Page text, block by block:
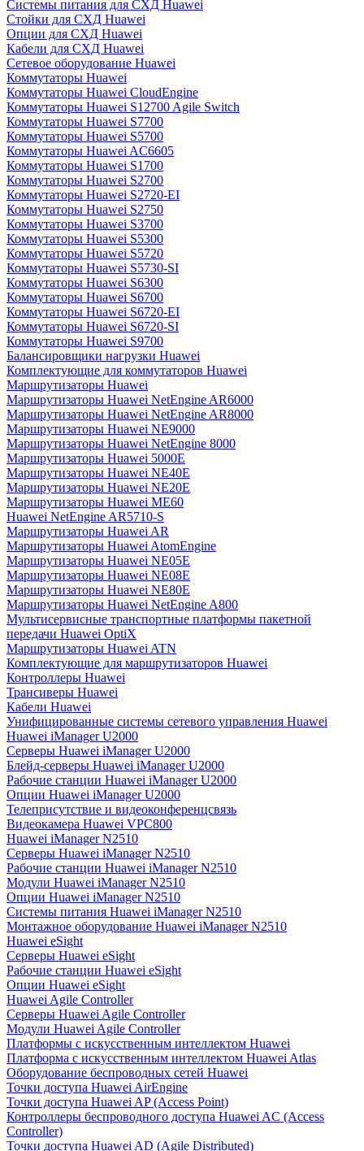
Системы питания для СХД Huawei
Стойки для СХД Huawei
Опции для СХД Huawei
Кабели для СХД Huawei
Сетевое оборудование Huawei
Коммутаторы Huawei
Коммутаторы Huawei CloudEngine
Коммутаторы Huawei S12700 Agile Switch
Коммутаторы Huawei S7700
Коммутаторы Huawei S5700
Коммутаторы Huawei AC6605
Коммутаторы Huawei S1700
Коммутаторы Huawei S2700
Коммутаторы Huawei S2720-EI
Коммутаторы Huawei S2750
Коммутаторы Huawei S3700
Коммутаторы Huawei S5300
Коммутаторы Huawei S5720
Коммутаторы Huawei S5730-SI
Коммутаторы Huawei S6300
Коммутаторы Huawei S6700
Коммутаторы Huawei S6720-EI
Коммутаторы Huawei S6720-SI
Коммутаторы Huawei S9700
Балансировщики нагрузки Huawei
Комплектующие для коммутаторов Huawei
Маршрутизаторы Huawei
Маршрутизаторы Huawei NetEngine AR6000
Маршрутизаторы Huawei NetEngine AR8000
Маршрутизаторы Huawei NE9000
Маршрутизаторы Huawei NetEngine 8000
Маршрутизаторы Huawei 5000E
Маршрутизаторы Huawei NE40E
Маршрутизаторы Huawei NE20E
Маршрутизаторы Huawei ME60
Huawei NetEngine AR5710-S
Маршрутизаторы Huawei AR
Маршрутизаторы Huawei AtomEngine
Маршрутизаторы Huawei NE05E
Маршрутизаторы Huawei NE08E
Маршрутизаторы Huawei NE80E
Маршрутизаторы Huawei NetEngine A800
Мультисервисные транспортные платформы пакетной
передачи Huawei OptiX
Маршрутизаторы Huawei ATN
Комплектующие для маршрутизаторов Huawei
Контроллеры Huawei
Трансиверы Huawei
Кабели Huawei
Унифицированные системы сетевого управления Huawei
Huawei iManager U2000
Серверы Huawei iManager U2000
Блейд-серверы Huawei iManager U2000
Рабочие станции Huawei iManager U2000
Опции Huawei iManager U2000
Телеприсутствие и видеоконференцсвязь
Видеокамера Huawei VPC800
Huawei iManager N2510
Серверы Huawei iManager N2510
Рабочие станции Huawei iManager N2510
Модули Huawei iManager N2510
Опции Huawei iManager N2510
Системы питания Huawei iManager N2510
Монтажное оборудование Huawei iManager N2510
Huawei eSight
Серверы Huawei eSight
Рабочие станции Huawei eSight
Опции Huawei eSight
Huawei Agile Controller
Серверы Huawei Agile Controller
Модули Huawei Agile Controller
Платформы с искусственным интеллектом Huawei
Платформа с искусственным интеллектом Huawei Atlas
Оборудование беспроводных сетей Huawei
Точки доступа Huawei AirEngine
Точки доступа Huawei AP (Access Point)
Контроллеры беспроводного доступа Huawei AC (Access
Controller)
Точки доступа Huawei AD (Agile Distributed)